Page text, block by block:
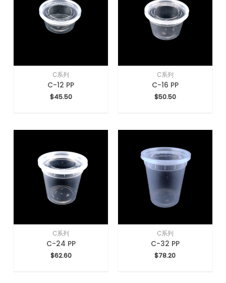
C系列
C-12 PP
$45.50
C系列
C-16 PP
$50.50
C系列
C-24 PP
$62.60
C系列
C-32 PP
$78.20